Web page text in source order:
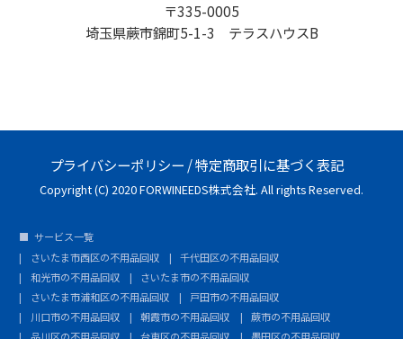
〒335-0005
埼玉県蕨市錦町5-1-3 テラスハウスB
プライバシーポリシー /特定商取引に基づく表記
Copyright (C) 2020 FORWINEEDS株式会社. All rights Reserved.
サービス一覧
さいたま市西区の不用品回収
千代田区の不用品回収
和光市の不用品回収
さいたま市の不用品回収
さいたま市浦和区の不用品回収
戸田市の不用品回収
川口市の不用品回収
朝霞市の不用品回収
蕨市の不用品回収